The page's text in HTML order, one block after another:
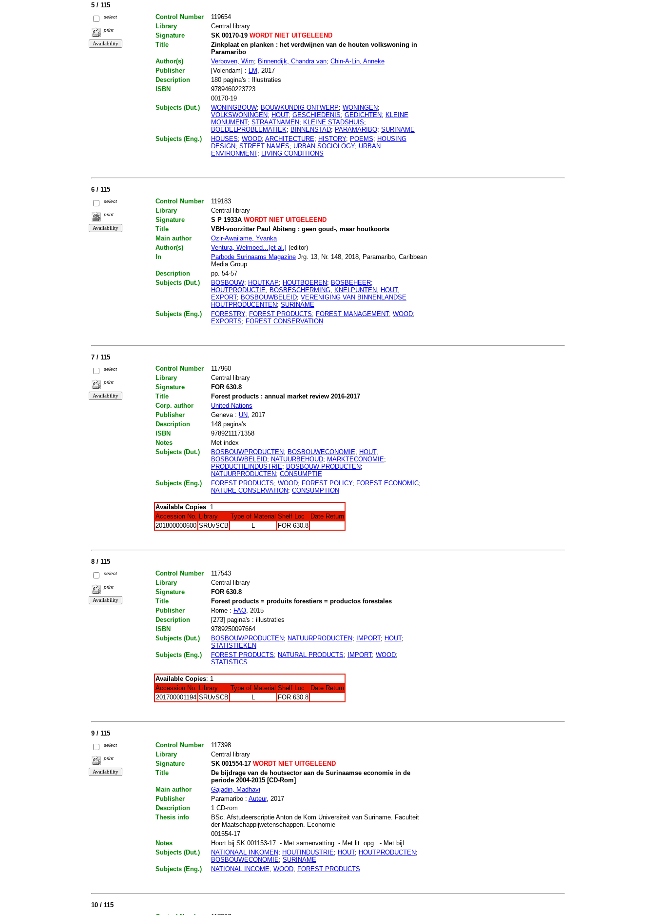
5 / 115
select
print
Control Number
119654
Library
Central library
Signature
SK 00170-19WORDT NIET UITGELEEND
Title
Zinkplaat en planken : het verdwijnen van de houten volkswoning in
Paramaribo
Author(s)
Verboven, Wim; Binnendijk, Chandra van; Chin-A-Lin, Anneke
Publisher
[Volendam] : LM
, 2017
Description
180 pagina's : Illustraties
ISBN
9789460223723
00170-19
Subjects (Dut.)
WONINGBOUW; BOUWKUNDIG ONTWERP; WONINGEN;
VOLKSWONINGEN; HOUT; GESCHIEDENIS; GEDICHTEN; KLEINE
MONUMENT; STRAATNAMEN; KLEINE STADSHUIS;
BOEDELPROBLEMATIEK; BINNENSTAD; PARAMARIBO; SURINAME
Subjects (Eng.)
HOUSES; WOOD; ARCHITECTURE; HISTORY; POEMS; HOUSING
DESIGN; STREET NAMES; URBAN SOCIOLOGY; URBAN
ENVIRONMENT; LIVING CONDITIONS
6 / 115
select
print
Control Number
119183
Library
Central library
Signature
S P 1933AWORDT NIET UITGELEEND
Title
VBH-voorzitter Paul Abiteng : geen goud-, maar houtkoorts
Main author
Ozir-Awailame, Yvanka
Author(s)
Ventura, Welmoed...[et al.] (editor)
In
Parbode Surinaams MagazineJrg. 13, Nr. 148, 2018, Paramaribo, Caribbean
Media Group
Description
pp. 54-57
Subjects (Dut.)
BOSBOUW; HOUTKAP; HOUTBOEREN; BOSBEHEER;
HOUTPRODUCTIE; BOSBESCHERMING; KNELPUNTEN; HOUT;
EXPORT; BOSBOUWBELEID; VERENIGING VAN BINNENLANDSE
HOUTPRODUCENTEN; SURINAME
Subjects (Eng.)
FORESTRY; FOREST PRODUCTS; FOREST MANAGEMENT; WOOD;
EXPORTS; FOREST CONSERVATION
7 / 115
select
print
Control Number
117960
Library
Central library
Signature
FOR 630.8
Title
Forest products : annual market review 2016-2017
Corp. author
United Nations
Publisher
Geneva : UN, 2017
Description
148 pagina's
ISBN
9789211171358
Notes
Met index
Subjects (Dut.)
BOSBOUWPRODUCTEN; BOSBOUWECONOMIE; HOUT;
BOSBOUWBELEID; NATUURBEHOUD; MARKTECONOMIE;
PRODUCTIEINDUSTRIE; BOSBOUW PRODUCTEN;
NATUURPRODUCTEN; CONSUMPTIE
Subjects (Eng.)
FOREST PRODUCTS; WOOD; FOREST POLICY; FOREST ECONOMIC;
NATURE CONSERVATION; CONSUMPTION
Available Copies: 1
Accession No. Library Type of Material Shelf Loc
Date Return
201800000600 SRUvSCB L FOR 630.8
8 / 115
select
print
Control Number
117543
Library
Central library
Signature
FOR 630.8
Title
Forest products = produits forestiers = productos forestales
Publisher
Rome : FAO, 2015
Description
[273] pagina's : illustraties
ISBN
9789250097664
Subjects (Dut.)
BOSBOUWPRODUCTEN; NATUURPRODUCTEN; IMPORT; HOUT;
STATISTIEKEN
Subjects (Eng.)
FOREST PRODUCTS; NATURAL PRODUCTS; IMPORT; WOOD;
STATISTICS
Available Copies: 1
Accession No. Library Type of Material Shelf Loc
Date Return
201700001194 SRUvSCB L FOR 630.8
9 / 115
select
print
Control Number
117398
Library
Central library
Signature
SK 001554-17WORDT NIET UITGELEEND
Title
De bijdrage van de houtsector aan de Surinaamse economie in de
periode 2004-2015 [CD-Rom]
Main author
Gajadin, Madhavi
Publisher
Paramaribo : Auteur, 2017
Description
1 CD-rom
Thesis info
BSc. Afstudeerscriptie Anton de Kom Universiteit van Suriname. Faculteit
der Maatschappijwetenschappen. Economie
001554-17
Notes
Hoort bij SK 001153-17. - Met samenvatting. - Met lit. opg.. - Met bijl.
Subjects (Dut.)
NATIONAAL INKOMEN; HOUTINDUSTRIE; HOUT; HOUTPRODUCTEN;
BOSBOUWECONOMIE; SURINAME
Subjects (Eng.)
NATIONAL INCOME; WOOD; FOREST PRODUCTS
10 / 115